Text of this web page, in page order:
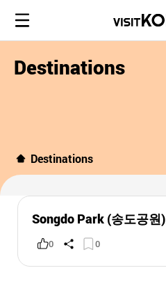
Destinations
Destinations
Songdo Park (송도공원)
0 0